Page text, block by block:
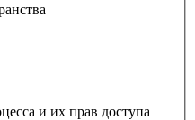
и их прав доступа